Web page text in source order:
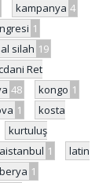
kampanya 4
1
silah 19
Ret
48 kongo 1
1
kosta
kurtuluş
1
latin
1